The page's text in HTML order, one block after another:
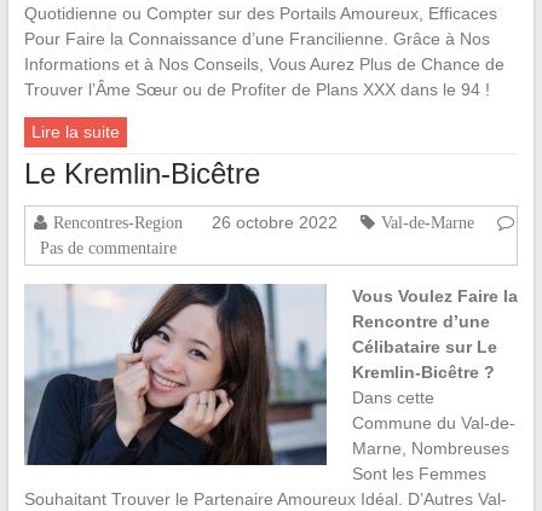
Quotidienne ou Compter sur des Portails Amoureux, Efficaces
Pour Faire la Connaissance d’une Francilienne. Grâce à Nos
Informations et à Nos Conseils, Vous Aurez Plus de Chance de
Trouver l’Âme Sœur ou de Profiter de Plans XXX dans le 94 !
Lire la suite
Le Kremlin-Bicêtre
Rencontres-Region 26 octobre 2022
Val-de-Marne
Pas de commentaire
Vous Voulez Faire la
Rencontre d’une
Célibataire sur Le
Kremlin-Bicêtre ?
Dans cette
Commune du Val-de-
Marne, Nombreuses
Sont les Femmes
Souhaitant Trouver le Partenaire Amoureux Idéal. D’Autres Val-